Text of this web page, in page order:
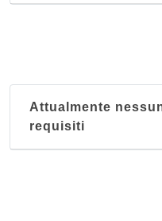
Attualmente
requisiti